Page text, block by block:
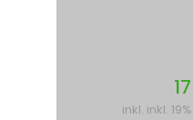
inkl. inkl.